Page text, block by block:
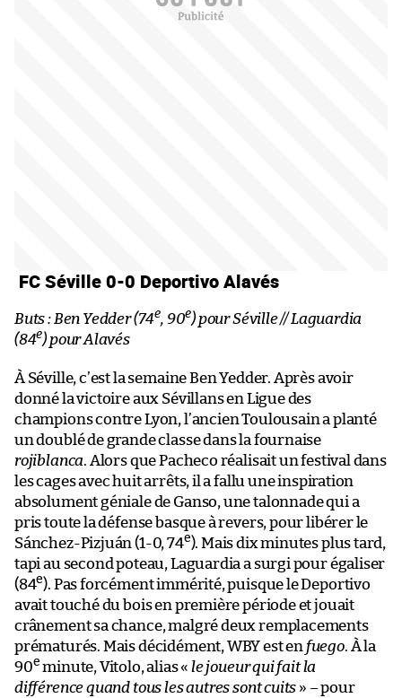
FC Séville 0-0 Deportivo Alavés
Buts : Ben Yedder (74e, 90e) pour Séville // Laguardia
(84e) pour Alavés
À Séville, c’est la semaine Ben Yedder. Après avoir
donné la victoire aux Sévillans en Ligue des
champions contre Lyon, l’ancien Toulousain a planté
un doublé de grande classe dans la fournaise
rojiblanca. Alors que Pacheco réalisait un festival dans
les cages avec huit arrêts, il a fallu une inspiration
absolument géniale de Ganso, une talonnade qui a
pris toute la défense basque à revers, pour libérer le
Sánchez-Pizjuán (1-0, 74e). Mais dix minutes plus tard,
tapi au second poteau, Laguardia a surgi pour égaliser
(84e). Pas forcément immérité, puisque le Deportivo
avait touché du bois en première période et jouait
crânement sa chance, malgré deux remplacements
prématurés. Mais décidément, WBY est en fuego. À la
90e minute, Vitolo, alias « le joueur qui fait la
différence quand tous les autres sont cuits » – pour